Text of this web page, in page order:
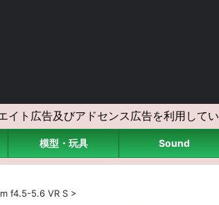
イト広告及びアドセンス広告を利用して
模型・玩具 Sound
f4.5-5.6 VR S >